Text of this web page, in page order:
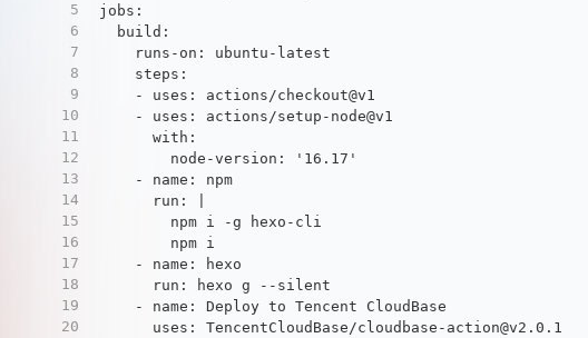
5
6
7
8
9
10
11
12
13
14
15
16
17
18
19
20
jobs:
  build:
    runs-on: ubuntu-latest
    steps:
    - uses: actions/checkout@v1
    - uses: actions/setup-node@v1
      with:
        node-version: '16.17'
    - name: npm
      run: |
        npm i -g hexo-cli
        npm i
    - name: hexo
      run: hexo g --silent
    - name: Deploy to Tencent CloudBase
      uses: TencentCloudBase/cloudbase-action@v2.0.1